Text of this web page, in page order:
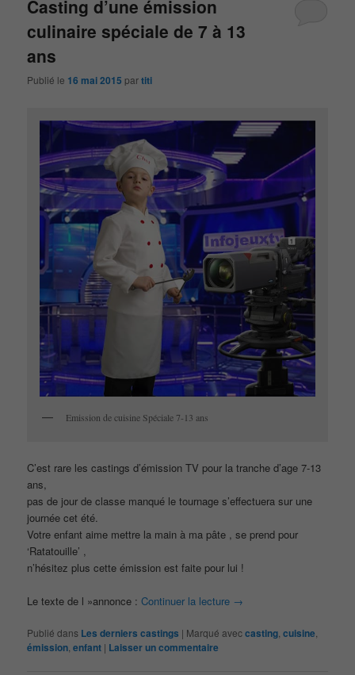
Casting d’une émission
culinaire spéciale de 7 à 13
ans
Publié le 16 mai 2015 partiti
Emission de cuisine Spéciale 7-13 ans
C’est rare les castings d’émission TV pour la tranche d’age 7-13
ans,
pas de jour de classe manqué le tournage s’effectuera sur une
journée cet été.
Votre enfant aime mettre la main à ma pâte , se prend pour
‘Ratatouille’ ,
n’hésitez plus cette émission est faite pour lui !
Le texte de l »annonce :Continuer la lecture →
Publié dans Les derniers castings | Marqué aveccasting ,cuisine
émission ,enfant | Laisser un commentaire